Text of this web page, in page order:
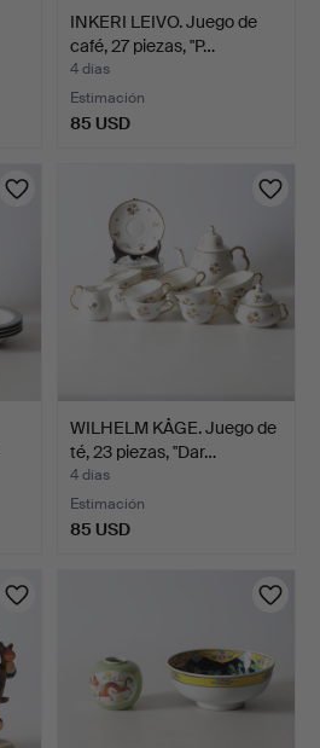
INKERI LEIVO. Juego de
café, 27 piezas, "P…
4 días
Estimación
85 USD
WILHELM KÅGE. Juego de
té, 23 piezas, "Dar…
4 días
Estimación
85 USD